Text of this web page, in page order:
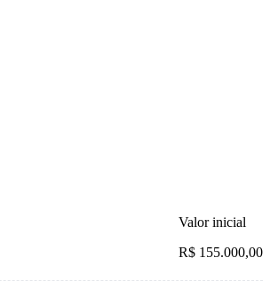
Valor inicial
R$ 155.000,00